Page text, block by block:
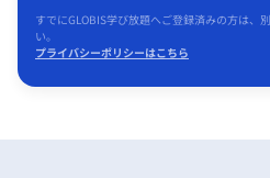
すでにGLOBIS学び放題へご登録済みの方は、
い。
プライバシーポリシーはこちら